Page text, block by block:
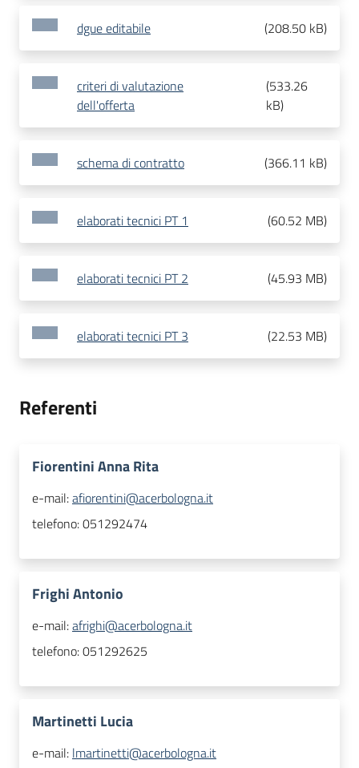
dgue editabile (208.50 kB)
criteri di valutazione
dell'offerta
(533.26
kB)
schema di contratto (366.11 kB)
elaborati tecnici PT 1 (60.52 MB)
elaborati tecnici PT 2 (45.93 MB)
elaborati tecnici PT 3 (22.53 MB)
Referenti
Fiorentini Anna Rita
e-mail:afiorentini@acerbologna.it
telefono:051292474
Frighi Antonio
e-mail:afrighi@acerbologna.it
telefono:051292625
Martinetti Lucia
e-mail: lmartinetti@acerbologna.it